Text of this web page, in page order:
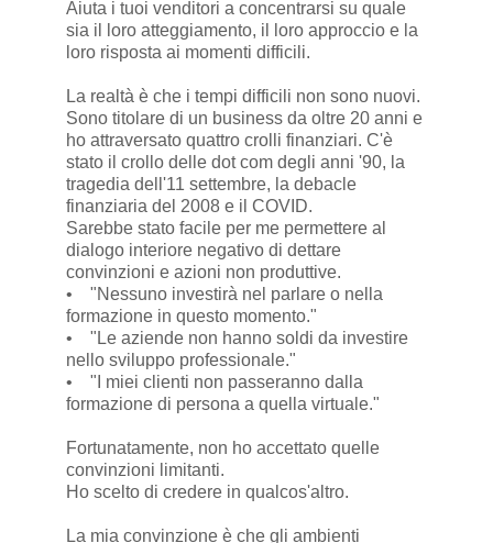
Aiuta i tuoi venditori a concentrarsi su quale
sia il loro atteggiamento, il loro approccio e la
loro risposta ai momenti difficili.
La realtà è che i tempi difficili non sono nuovi.
Sono titolare di un business da oltre 20 anni e
ho attraversato quattro crolli finanziari. C'è
stato il crollo delle dot com degli anni '90, la
tragedia dell'11 settembre, la debacle
finanziaria del 2008 e il COVID.
Sarebbe stato facile per me permettere al
dialogo interiore negativo di dettare
convinzioni e azioni non produttive.
• "Nessuno investirà nel parlare o nella
formazione in questo momento."
• "Le aziende non hanno soldi da investire
nello sviluppo professionale."
• "I miei clienti non passeranno dalla
formazione di persona a quella virtuale."
Fortunatamente, non ho accettato quelle
convinzioni limitanti.
Ho scelto di credere in qualcos'altro.
La mia convinzione è che gli ambienti